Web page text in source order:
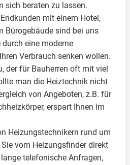
sich beraten zu lassen.
mit einem Hotel,
Bürogebäude sind bei uns
eine moderne
Verbrauch senken wollen.
der für Bauherren oft mit viel
man die Heiztechnik nicht
von Angeboten, z.B. für
, erspart Ihnen im
Heizungstechnikern rund um
vom Heizungsfinder direkt
telefonische Anfragen,